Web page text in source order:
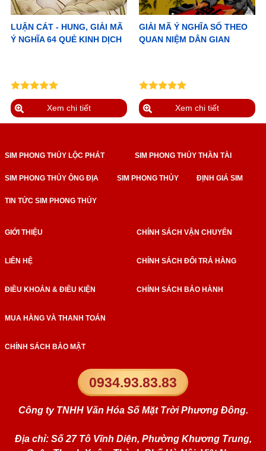
LUẬN CÁT - HUNG, GIẢI MÃ
Ý NGHĨA 64 QUẺ KINH DỊCH
Xem chi tiết
GIẢI MÃ Ý NGHĨA SỐ THEO
QUAN NIỆM DÂN GIAN
Xem chi tiết
SIM PHONG THỦY LỘC PHÁT SIM PHONG THỦY THẦN TÀI
SIM PHONG THỦY ÔNG ĐỊA SIM PHONG THỦY ĐỊNH GIÁ SIM
TIN TỨC SIM PHONG THỦY
0934.93.83.83
Công ty TNHH Văn Hóa Số Mặt Trời Phương Đông.
Địa chỉ: Số 27 Tô Vĩnh Diện, Phường Khương Trung,
GIỚI THIỆU
LIÊN HỆ
ĐIỀU KHOẢN & ĐIỀU KIỆN
MUA HÀNG VÀ THANH TOÁN
CHÍNH SÁCH BẢO MẬT
CHÍNH SÁCH VẬN CHUYỂN
CHÍNH SÁCH ĐỔI TRẢ HÀNG
CHÍNH SÁCH BẢO HÀNH